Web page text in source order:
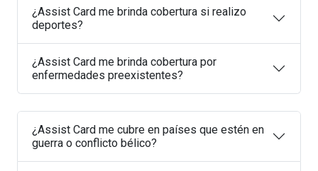
¿Assist Card me brinda cobertura si realizo
deportes?
¿Assist Card me brinda cobertura por
enfermedades preexistentes?
¿Assist Card me cubre en países que estén en
guerra o conflicto bélico?